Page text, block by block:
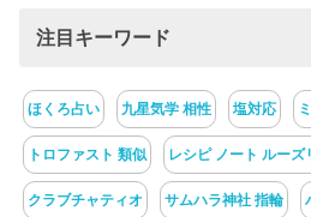
注目キーワード
ほくろ占い 九星気学 相性 塩対応
トロファスト 類似 レシピ ノート ルーズ
クラブチャティオ サムハラ神社 指輪